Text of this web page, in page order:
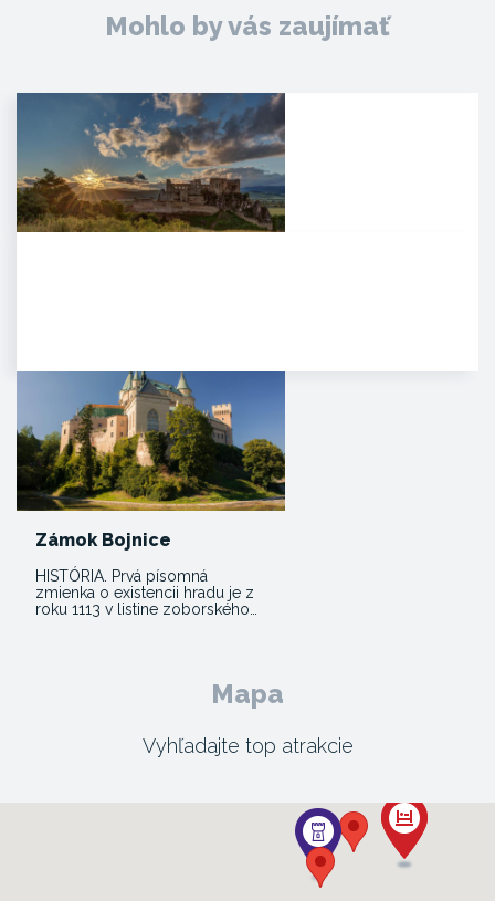
Mohlo by vás zaujímať
Zámok Bojnice
HISTÓRIA. Prvá písomná
zmienka o existencii hradu je z
roku 1113 v listine zoborského…
Mapa
Vyhľadajte top atrakcie